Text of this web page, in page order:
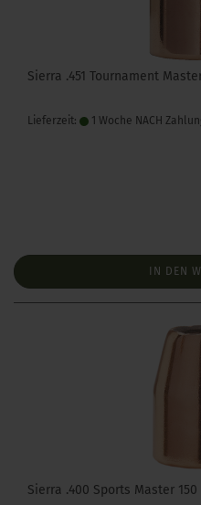
Sierra .451 Tournament
Lieferzeit: 1 Woche NACH
IN DEN
Sierra .400 Sports Master 150